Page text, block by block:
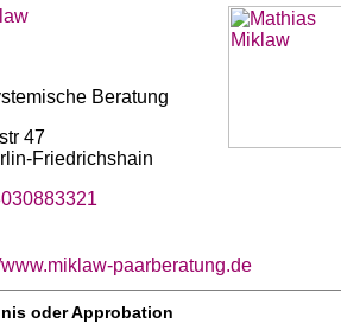
Beratung
47
Friedrichshain
www.miklaw-paarberatung.de
oder Approbation